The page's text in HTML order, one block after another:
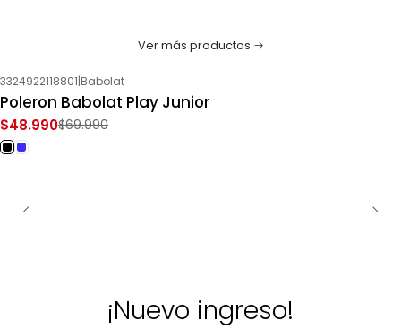
Ver más productos
-30%OFF
3324922118801|Babolat
Poleron Babolat Play Junior
$48.990$69.990
¡Nuevo ingreso!